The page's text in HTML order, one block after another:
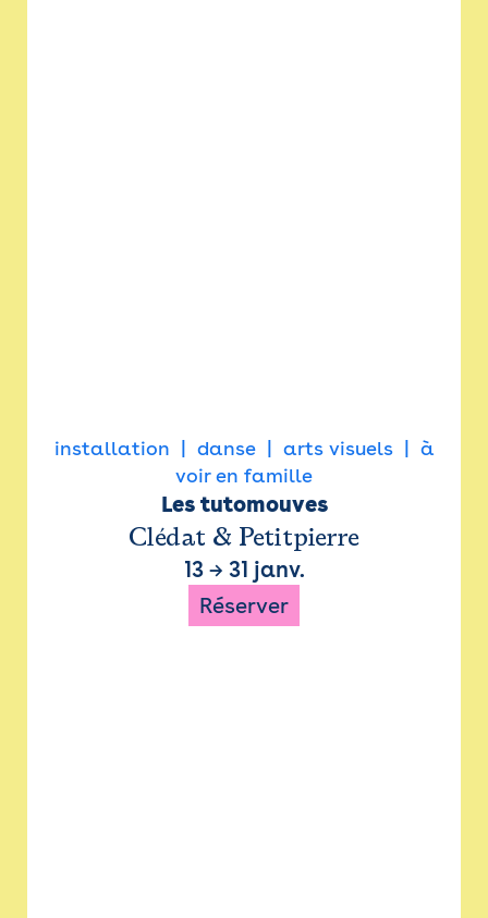
installation danse arts visuels
à
voir en famille
Les tutomouves
Clédat & Petitpierre
13→ 31 janv.
Réserver